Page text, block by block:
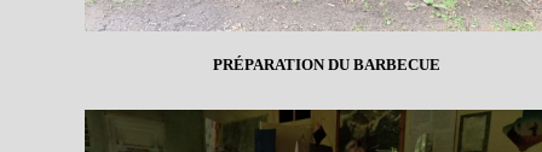
PRÉPARATION DU BARBECUE